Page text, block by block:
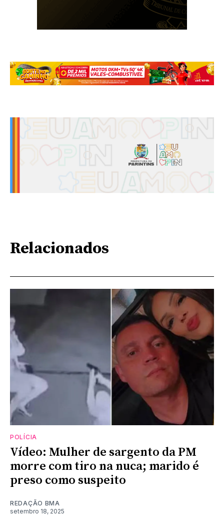
Relacionados
POLÍCIA
Vídeo: Mulher de sargento da PM
morre com tiro na nuca; marido é
preso como suspeito
REDAÇÃO BMA
setembro 18, 2025